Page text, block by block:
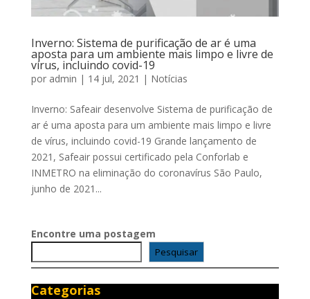
Inverno: Sistema de purificação de ar é uma
aposta para um ambiente mais limpo e livre de
vírus, incluindo covid-19
por admin | 14 jul, 2021 | Notícias
Inverno: Safeair desenvolve Sistema de purificação de
ar é uma aposta para um ambiente mais limpo e livre
de vírus, incluindo covid-19 Grande lançamento de
2021, Safeair possui certificado pela Conforlab e
INMETRO na eliminação do coronavírus São Paulo,
junho de 2021...
Encontre uma postagem
Pesquisar
Categorias